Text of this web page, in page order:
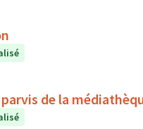
de la